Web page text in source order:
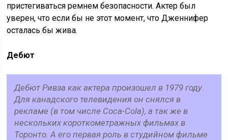
пристегиваться ремнем безопасности. Актер был
уверен, что если бы не этот момент, что Дженнифер
осталась бы жива.
Дебют
Дебют Ривза как актера произошел в 1979 году.
Для канадского телевидения он снялся в
рекламе (в том числе Coca-Cola), а так же в
нескольких короткометражных фильмах в
Торонто. А его первая роль в студийном фильме